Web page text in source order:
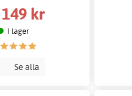
149 kr
I lager
Se alla